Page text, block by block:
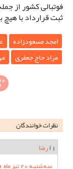
فوتبالی کشور از
ثبت قرارداد با
امجد مسعودزاده
مراد حاج جعفری
نظرات خوانندگان
1) رضا
سه‌شنبه 20 تیر ماه 1396 ساعت 11:19